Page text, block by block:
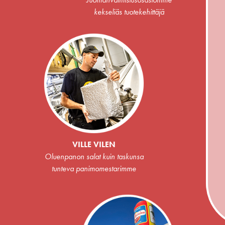
kekseliäs tuotekehittäjä
VILLE VILEN
Oluenpanon salat kuin taskunsa
tunteva panimomestarimme